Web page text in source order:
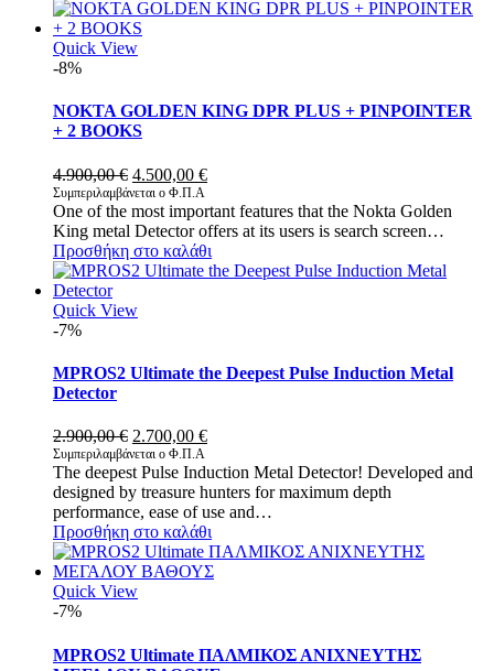
Quick View
-8%
NOKTA GOLDEN KING DPR PLUS + PINPOINTER
+ 2 BOOKS
4.900,00€ Original
price
was:
4.900,00 €.
4.500,00 €Η
τιμή
είναι:
4.500,00 €.
Συμπεριλαμβάνεται ο Φ.Π.Α
One of the most important features that the Nokta Golden
King metal Detector offers at its users is search screen…
Προσθήκη στο καλάθι
Quick View
-7%
MPROS2 Ultimate the Deepest Pulse Induction Metal
Detector
2.900,00€ Original
price
was:
2.900,00 €.
2.700,00 €Η
τιμή
είναι:
2.700,00 €.
Συμπεριλαμβάνεται ο Φ.Π.Α
The deepest Pulse Induction Metal Detector! Developed and
designed by treasure hunters for maximum depth
performance, ease of use and…
Προσθήκη στο καλάθι
Quick View
-7%
MPROS2 Ultimate ΠΑΛΜΙΚΟΣ ΑΝΙΧΝΕΥΤΗΣ